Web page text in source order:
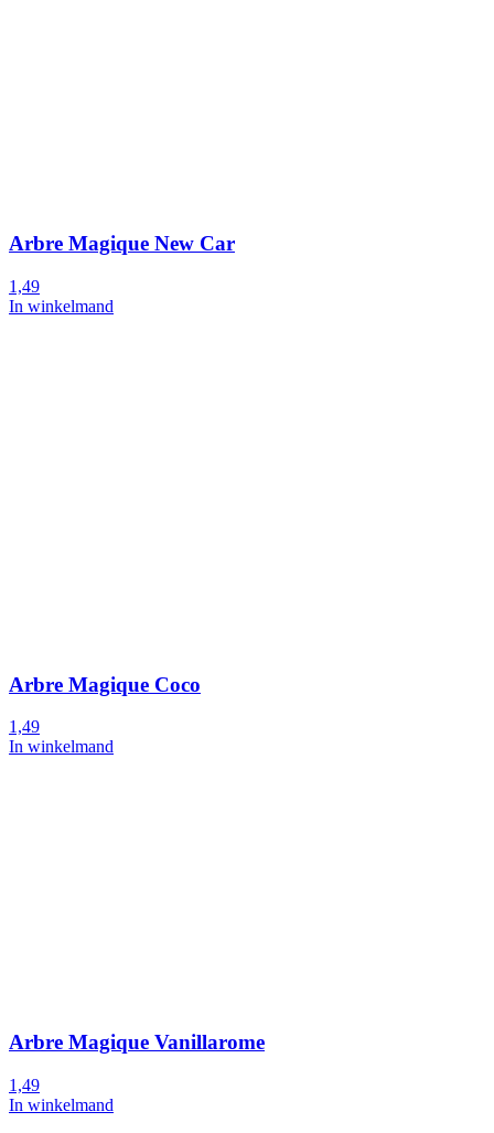
Arbre Magique New Car
1,49
In winkelmand
Arbre Magique Coco
1,49
In winkelmand
Arbre Magique Vanillarome
1,49
In winkelmand